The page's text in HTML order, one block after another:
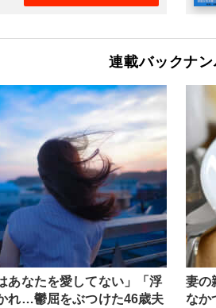
連載バックナ
あなたを愛してない」「浮
れ…鬱屈をぶつけた46歳夫
妻の
なか